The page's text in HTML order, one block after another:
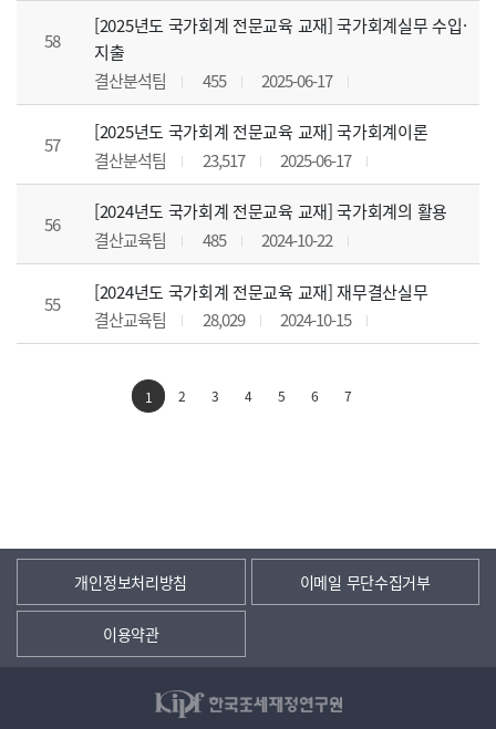
58
[2025년도 국가회계 전문교육 교재] 국가회계실무 수입·
지출
결산분석팀
455 2025-06-17
57
[2025년도 국가회계 전문교육 교재] 국가회계이론
결산분석팀
23,517 2025-06-17
56
[2024년도 국가회계 전문교육 교재] 국가회계의 활용
결산교육팀
485 2024-10-22
55
[2024년도 국가회계 전문교육 교재] 재무결산실무
결산교육팀
28,029 2024-10-15
1 2 3 4 5 6 7
개인정보처리방침 이메일 무단수집거부
이용약관